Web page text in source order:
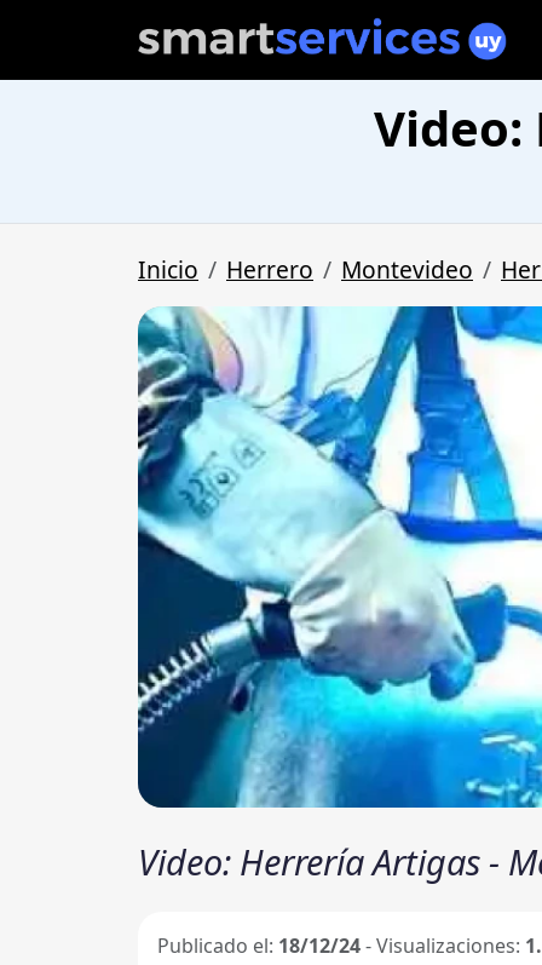
Inicio Herrero Montevideo
Video: Herrería Artigas -
Publicado el: 18/12/24- Visualizaciones: